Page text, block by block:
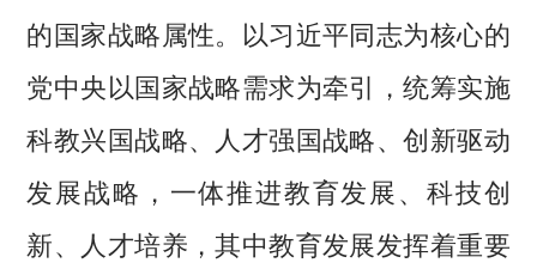
的国家战略属性。以习近平同志为核心的
党中央以国家战略需求为牵引，统筹实施
科教兴国战略、人才强国战略、创新驱动
发展战略，一体推进教育发展、科技创
新、人才培养，其中教育发展发挥着重要